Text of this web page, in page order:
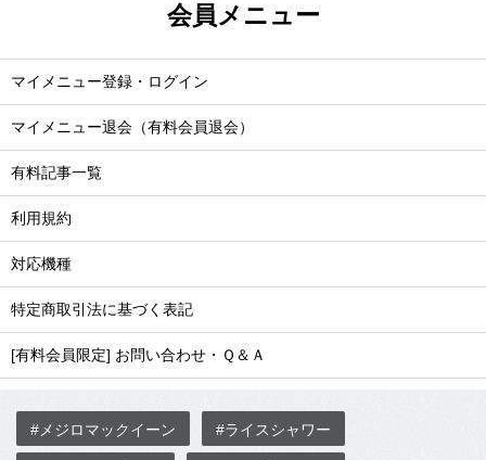
会員メニュー
マイメニュー登録・ログイン
マイメニュー退会（有料会員退会）
有料記事一覧
利用規約
対応機種
特定商取引法に基づく表記
[有料会員限定] お問い合わせ・Ｑ＆Ａ
#メジロマックイーン #ライスシャワー